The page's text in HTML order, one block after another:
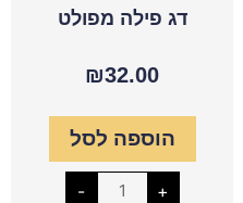
דג פילה מפולט
₪32.00
הוספה לסל
- +